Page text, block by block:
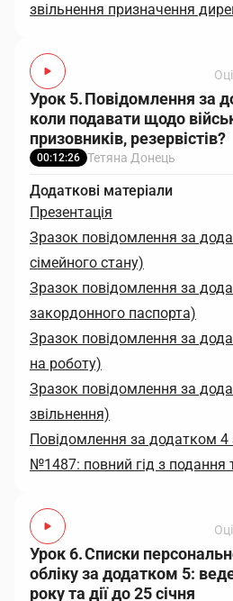
звільнення призначення
Урок 5. Повідомлення за
коли подавати щодо
призовників, резервістів?
00:12:26 Тетяна Донець
Додаткові матеріали
Презентація
Зразок повідомлення за
сімейного стану)
Зразок повідомлення за
закордонного паспорта)
Зразок повідомлення за
на роботу)
Зразок повідомлення за
звільнення)
Повідомлення за додатком
№1487: повний гід з подання
Урок 6. Списки
обліку за додатком 5:
року та дії до 25 січня